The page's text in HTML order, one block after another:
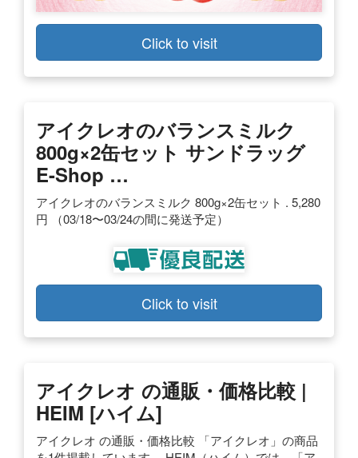
Click to visit
アイクレオのバランスミルク
800g×2缶セット サンドラッグ
E-Shop …
アイクレオのバランスミルク 800g×2缶セット . 5,280
円 （03/18〜03/24の間に発送予定）
Click to visit
アイクレオ の通販・価格比較 |
HEIM [ハイム]
アイクレオ の通販・価格比較 「アイクレオ」の商品